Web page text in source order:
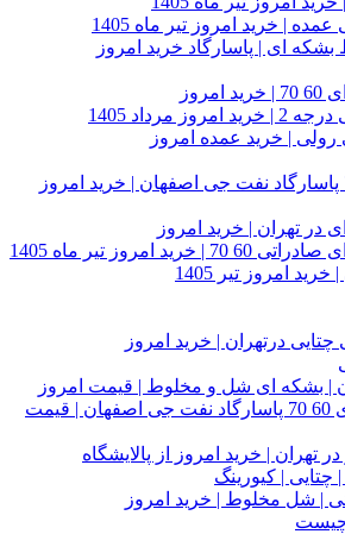
| خرید امروز تیر ماه 1405
ای | پاسارگاد خرید امروز
مرداد 1405
| خرید عمده امروز
در تهران | خرید امروز
امروز تیر ماه 1405
امروز تیر 1405
درتهران | خرید امروز
| بشکه ای شل و مخلوط | قیمت امروز
خرید قیر بشکه ای 60 70 پاسارگاد نفت جی اصفهان | قیمت
تهران | خرید امروز از پالایشگاه
| کیورینگ
| شل مخلوط | خرید امروز
چیست